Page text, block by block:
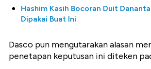
Hashim Kasih Bocoran Duit
Dipakai Buat Ini
Dasco pun mengutarakan alasan
penetapan keputusan ini diteken